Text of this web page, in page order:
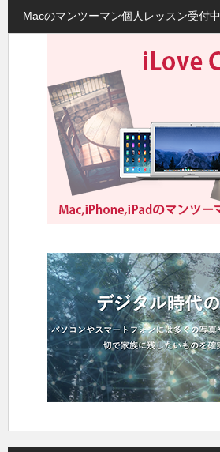
Macのマンツーマン個人レッスン受付中